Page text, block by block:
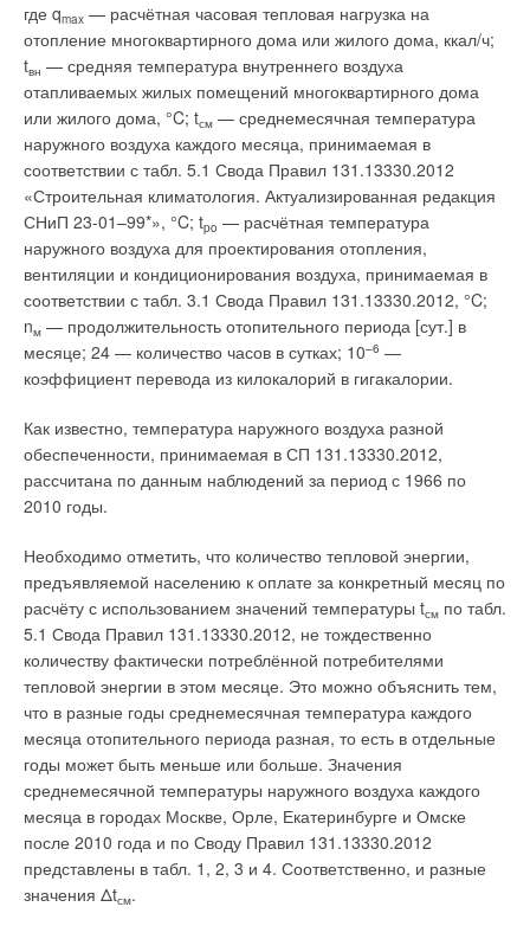
где qmax — расчётная часовая тепловая нагрузка на
отопление многоквартирного дома или жилого дома, ккал/ч;
tвн — средняя температура внутреннего воздуха
отапливаемых жилых помещений многоквартирного дома
или жилого дома, °C; tсм — среднемесячная температура
наружного воздуха каждого месяца, принимаемая в
соответствии с табл. 5.1 Свода Правил 131.13330.2012
«Строительная климатология. Актуализированная редакция
СНиП 23-01–99*», °C; tpo — расчётная температура
наружного воздуха для проектирования отопления,
вентиляции и кондиционирования воздуха, принимаемая в
соответствии с табл. 3.1 Свода Правил 131.13330.2012, °C;
nм — продолжительность отопительного периода [сут.] в
месяце; 24 — количество часов в сутках; 10–6 —
коэффициент перевода из килокалорий в гигакалории.
Как известно, температура наружного воздуха разной
обеспеченности, принимаемая в СП 131.13330.2012,
рассчитана по данным наблюдений за период с 1966 по
2010 годы.
Необходимо отметить, что количество тепловой энергии,
предъявляемой населению к оплате за конкретный месяц по
расчёту с использованием значений температуры tсм по табл.
5.1 Свода Правил 131.13330.2012, не тождественно
количеству фактически потреблённой потребителями
тепловой энергии в этом месяце. Это можно объяснить тем,
что в разные годы среднемесячная температура каждого
месяца отопительного периода разная, то есть в отдельные
годы может быть меньше или больше. Значения
среднемесячной температуры наружного воздуха каждого
месяца в городах Москве, Орле, Екатеринбурге и Омске
после 2010 года и по Своду Правил 131.13330.2012
представлены в табл. 1, 2, 3 и 4. Соответственно, и разные
значения Δtсм.
На рис. 1 представлена диаграмма протяжённости
теплопроводов в погонных метрах одного района города. За
20–25 лет удельная повреждённость трубопроводов
диаметром более 500 мм с учётом срока эксплуатации
составляет 1/1 км трассы в год; трубопроводов диаметром
менее 150 мм — 3–5/1 км. Для двухтрубной сети
трубопроводов среднего давления удельная повреждённость
составляет 1–2/1 км. Расчёты по укрупнённым показателям
2015–2016 годов только в одном районе города
представлены диаграммой на рис. 2.
При имеющейся в республике протяжённости тепловых
сетей и величин удельной повреждённости трубопроводов
суммарная величина протечек может достигать достаточно
больших значений. В результате растёт расход
Как видно из схемы, тепловым насосом из нижней исходной
точки (НИТ) отбирается 0,854 единицы тепла, а тепловым
двигателем возвращается только 0,803 единицы тепла.
Разница составляет δ = 0,051 единиц. Напоминаю, что такой
вывод есть в любом учебнике по термодинамике в разделе,
посвящённой доказательству теоремы Карно.
То есть для предотвращения понижения температуры НИТ в
него необходимо «добавлять» извне 0,051 единиц тепла. Так
как температура НИТ составляет –30 °C, то 0,051 единиц
тепла можно взять из атмосферы (естественно, температура
должна быть выше –30 °C) или из мирового океана.
Результирующая механическая работа равна А – A = 0,197 –
Если выходная мощность теплового двигателя 19,7 кВт, то
выход «дармовой» энергии составит 5,1 кВт.
установки соответствует определению «вечного двигателя» в
части 100 %-го преобразования тепловой энергии в
механическую работу одним циклом. В реальности из-за
потерь всех видов в механическую энергию будет
преобразовываться менее 0,051 единиц тепловой энергии. И
монотермическая установка под определение вечного
двигателя не подходит. К тому же есть топливо — тепловая
энергия (окружающее тепло).
Поскольку на диаграммах есть изолинии плотности рабочего
тела, то без труда можно вычислить физические параметры
монотермической установки при заданной выходной
мощности: диаметр цилиндров, количество оборотов и т.д.